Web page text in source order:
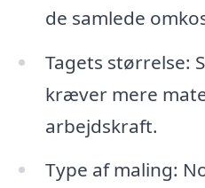
de samlede
Tagets størrelse:
kræver mere
arbejdskraft.
Type af maling: